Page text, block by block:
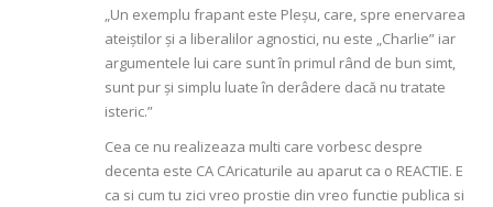
„Un exemplu frapant este Pleşu, care, spre enervarea
ateiştilor şi a liberalilor agnostici, nu este „Charlie” iar
argumentele lui care sunt în primul rând de bun simt,
sunt pur şi simplu luate în derâdere dacă nu tratate
isteric.”
Cea ce nu realizeaza multi care vorbesc despre
decenta este CA CAricaturile au aparut ca o REACTIE. E
ca si cum tu zici vreo prostie din vreo functie publica si